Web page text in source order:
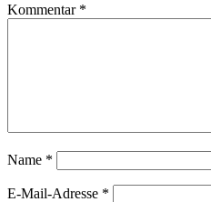
Kommentar *
Name *
E-Mail-Adresse *